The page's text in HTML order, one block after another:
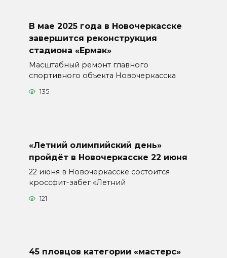
В мае 2025 года в Новочеркасске
завершится реконструкция
стадиона «Ермак»
Масштабный ремонт главного
спортивного объекта Новочеркасска
135
«Летний олимпийский день»
пройдёт в Новочеркасске 22 июня
22 июня в Новочеркасске состоится
кроссфит-забег «Летний
121
45 пловцов категории «мастерс»